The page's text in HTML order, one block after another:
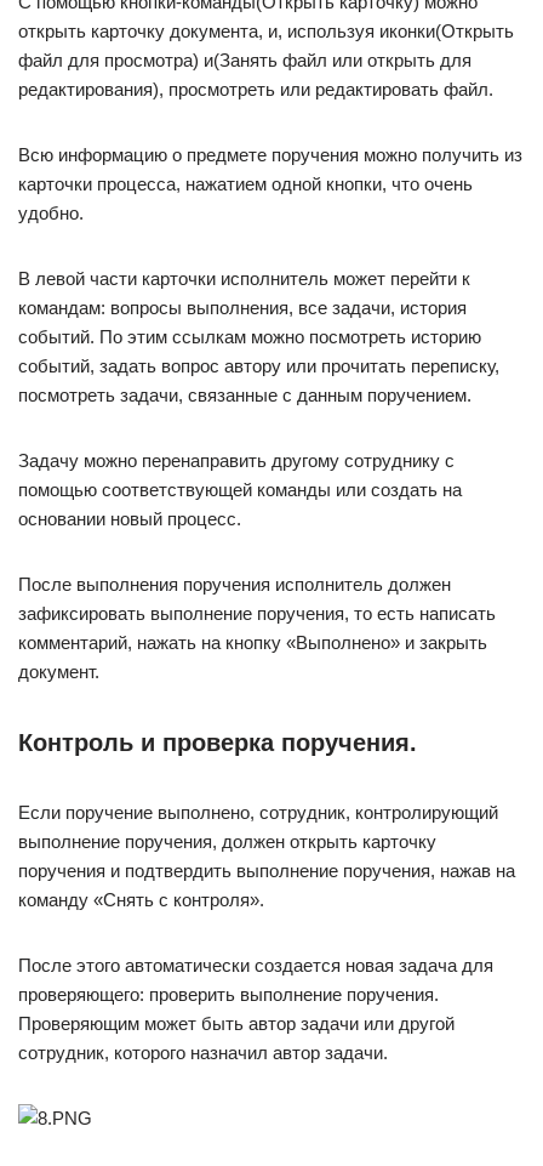
открыть карточку документа, и, используя иконки(Открыть
файл для просмотра) и(Занять файл или открыть для
редактирования), просмотреть или редактировать файл.
Всю информацию о предмете поручения можно получить из
карточки процесса, нажатием одной кнопки, что очень
удобно.
В левой части карточки исполнитель может перейти к
командам: вопросы выполнения, все задачи, история
событий. По этим ссылкам можно посмотреть историю
событий, задать вопрос автору или прочитать переписку,
посмотреть задачи, связанные с данным поручением.
Задачу можно перенаправить другому сотруднику с
помощью соответствующей команды или создать на
основании новый процесс.
После выполнения поручения исполнитель должен
зафиксировать выполнение поручения, то есть написать
комментарий, нажать на кнопку «Выполнено» и закрыть
документ.
Контроль и проверка поручения.
Если поручение выполнено, сотрудник, контролирующий
выполнение поручения, должен открыть карточку
поручения и подтвердить выполнение поручения, нажав на
команду «Снять с контроля».
После этого автоматически создается новая задача для
проверяющего: проверить выполнение поручения.
Проверяющим может быть автор задачи или другой
сотрудник, которого назначил автор задачи.